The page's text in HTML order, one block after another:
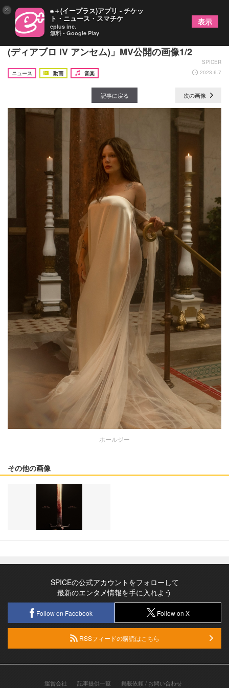
ホールジー、BTSのSUGAとのコラボ曲「リリス
(ディアブロ IV アンセム)」MV公開の画像1/2
SPICER
ニュース
動画 音楽 2023.6.7
記事に戻る 次の画像
ホールジー
その他の画像
SPICEの公式アカウントをフォローして
最新のエンタメ情報を手に入れよう
Follow on Facebook Follow on X
RSSフィードの購読はこちら
運営会社 記事提供一覧 掲載依頼 / お問い合わせ
× e＋(イープラス)アプリ - チケッ
ト・ニュース・スマチケ
eplus inc.
無料 - Google Play
表示